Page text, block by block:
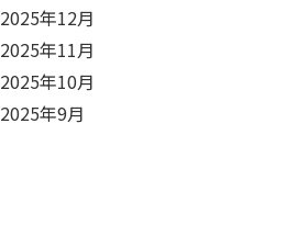
2025年12月
2025年11月
2025年10月
2025年9月